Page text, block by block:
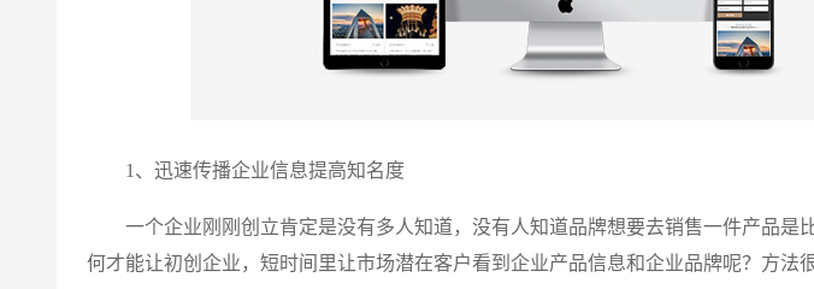
1、迅速传播企业信息提高知名度
一个企业刚刚创立肯定是没有多人知道，没有人知道品牌想要去销售一件产品是
何才能让初创企业，短时间里让市场潜在客户看到企业产品信息和企业品牌呢？方法